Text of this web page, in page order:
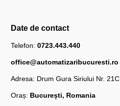
Date de contact
Telefon:0723.443.440
office@automatizaribucuresti.ro
Adresa: Drum Gura Siriului Nr. 21C
Oraș: București, Romania